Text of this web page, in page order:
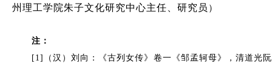
州理工学院朱子文化研究中心主任、研究员 ）
注：
[1]（汉）刘向：《古列女传》卷一《邹孟轲母》，清道光阮